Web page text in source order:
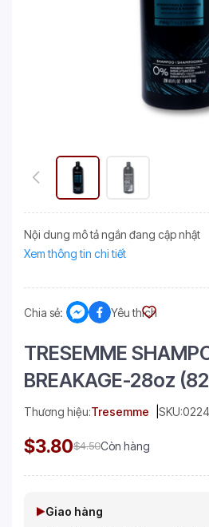
Nội dung mô tả ngắn đang cập nhật
Xem thông tin chi tiết
Chia sẻ: Yêu thích
TRESEMME
BREAKAGE-28oz
Thương hiệu:Tresemme SKU:
$3.80$4.50Còn hàng
Giao hàng